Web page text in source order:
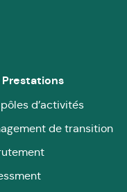
Prestations
d’activités
de transition